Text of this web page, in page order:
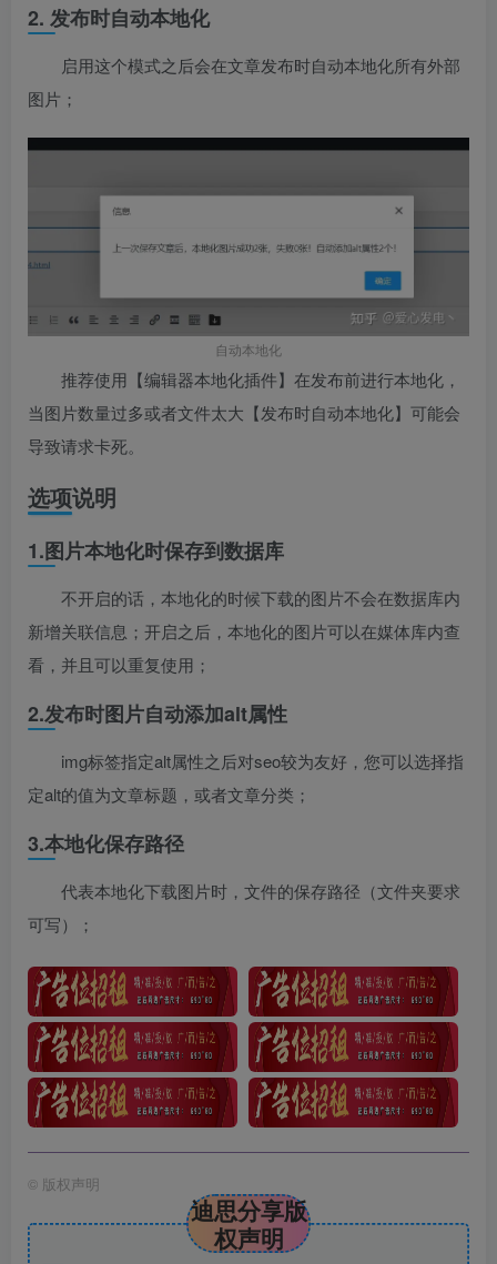
2. 发布时自动本地化
启用这个模式之后会在文章发布时自动本地化所有外部
图片；
自动本地化
推荐使用【编辑器本地化插件】在发布前进行本地化，
当图片数量过多或者文件太大【发布时自动本地化】可能会
导致请求卡死。
选项说明
1.图片本地化时保存到数据库
不开启的话，本地化的时候下载的图片不会在数据库内
新增关联信息；开启之后，本地化的图片可以在媒体库内查
看，并且可以重复使用；
2.发布时图片自动添加alt属性
img标签指定alt属性之后对seo较为友好，您可以选择指
定alt的值为文章标题，或者文章分类；
3.本地化保存路径
代表本地化下载图片时，文件的保存路径（文件夹要求
可写）；
© 版权声明
迪思分享版
权声明